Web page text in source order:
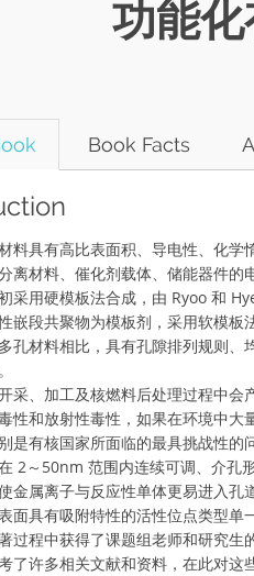
功能
Book Facts
具有高比表面积、导电性、化学
离材料、催化剂载体、储能器件
采用硬模板法合成，由 Ryoo 和
嵌段共聚物为模板剂，采用软模
孔材料相比，具有孔隙排列规则
、加工及核燃料后处理过程中会
性和放射性毒性，如果在环境中
是有核国家所面临的最具挑战性
2～50nm 范围内连续可调、介孔
金属离子与反应性单体更易进入
面具有吸附特性的活性位点类型单
程中获得了课题组老师和研究生
许多相关文献和资料，在此对这